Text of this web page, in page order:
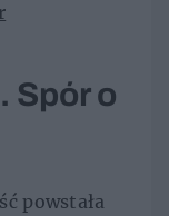
Spór o
powstała